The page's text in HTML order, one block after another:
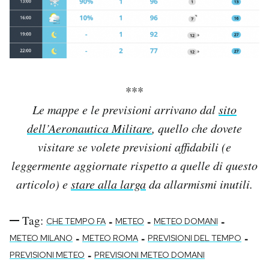
***
Le mappe e le previsioni arrivano dalsito
dell’Aeronautica Militare, quello che dovete
visitare se volete previsioni affidabili (e
leggermente aggiornate rispetto a quelle di questo
articolo) estare alla largada allarmismi inutili.
Tag: CHE TEMPO FA - METEO - METEO DOMANI -
METEO MILANO - METEO ROMA - PREVISIONI DEL TEMPO -
PREVISIONI METEO - PREVISIONI METEO DOMANI